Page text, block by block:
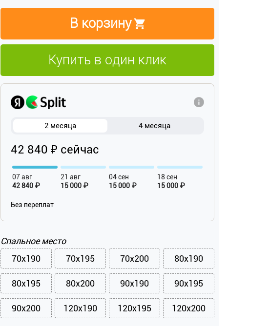
В корзину
Купить в один клик
2 месяца 4 месяца
42 840 ₽ сейчас
07 авг
42 840 ₽
21 авг
15 000 ₽
04 сен
15 000 ₽
18 сен
15 000 ₽
Без переплат
Спальное место
70x190
70x195 70x200 80x190
80x195 80x200 90x190 90x195
90x200 120x190 120x195 120x200